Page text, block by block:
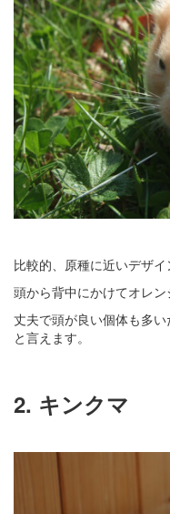
比較的、原種に近いデザイ
頭から背中にかけてオレン
丈夫で頭が良い個体も多
と言えます。
2. キンクマ